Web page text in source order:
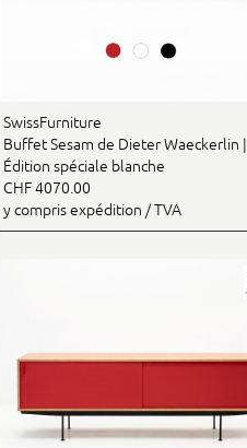
SwissFurniture
Buffet Sesam de Dieter Waeckerlin |
Édition spéciale blanche
CHF 4070.00
y compris expédition / TVA